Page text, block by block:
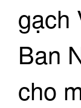
gạch
Ban
cho